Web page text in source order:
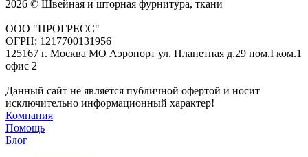
2026 © Швейная и шторная фурнитура, ткани
ООО "ПРОГРЕСС"
ОГРН: 1217700131956
125167 г. Москва МО Аэропорт ул. Планетная д.29 пом.I ком.1
офис 2
Данный сайт не является публичной офертой и носит
исключительно информационный характер!
Компания
Помощь
Блог